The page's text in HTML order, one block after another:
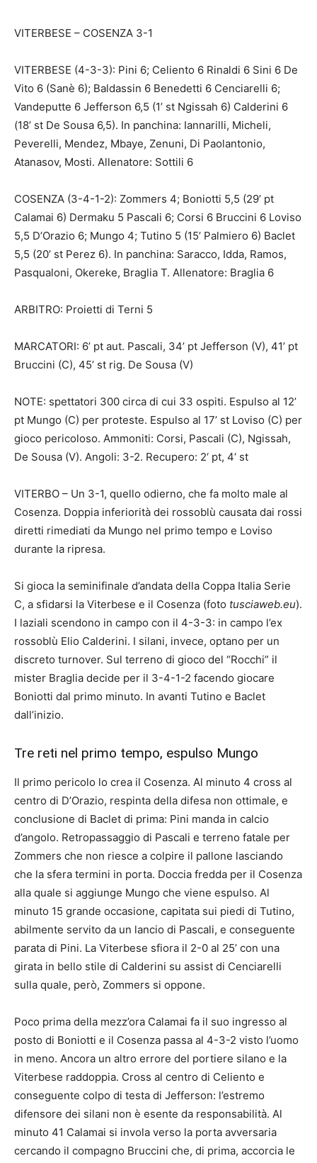
VITERBESE – COSENZA 3-1
VITERBESE (4-3-3): Pini 6; Celiento 6 Rinaldi 6 Sini 6 De
Vito 6 (Sanè 6); Baldassin 6 Benedetti 6 Cenciarelli 6;
Vandeputte 6 Jefferson 6,5 (1’ st Ngissah 6) Calderini 6
(18’ st De Sousa 6,5). In panchina: Iannarilli, Micheli,
Peverelli, Mendez, Mbaye, Zenuni, Di Paolantonio,
Atanasov, Mosti. Allenatore: Sottili 6
COSENZA (3-4-1-2): Zommers 4; Boniotti 5,5 (29’ pt
Calamai 6) Dermaku 5 Pascali 6; Corsi 6 Bruccini 6 Loviso
5,5 D’Orazio 6; Mungo 4; Tutino 5 (15’ Palmiero 6) Baclet
5,5 (20’ st Perez 6). In panchina: Saracco, Idda, Ramos,
Pasqualoni, Okereke, Braglia T. Allenatore: Braglia 6
ARBITRO: Proietti di Terni 5
MARCATORI: 6’ pt aut. Pascali, 34’ pt Jefferson (V), 41’ pt
Bruccini (C), 45’ st rig. De Sousa (V)
NOTE: spettatori 300 circa di cui 33 ospiti. Espulso al 12’
pt Mungo (C) per proteste. Espulso al 17’ st Loviso (C) per
gioco pericoloso. Ammoniti: Corsi, Pascali (C), Ngissah,
De Sousa (V). Angoli: 3-2. Recupero: 2‘ pt, 4‘ st
VITERBO – Un 3-1, quello odierno, che fa molto male al
Cosenza. Doppia inferiorità dei rossoblù causata dai rossi
diretti rimediati da Mungo nel primo tempo e Loviso
durante la ripresa.
Si gioca la seminifinale d’andata della Coppa Italia Serie
C, a sfidarsi la Viterbese e il Cosenza (foto tusciaweb.eu).
I laziali scendono in campo con il 4-3-3: in campo l’ex
rossoblù Elio Calderini. I silani, invece, optano per un
discreto turnover. Sul terreno di gioco del “Rocchi” il
mister Braglia decide per il 3-4-1-2 facendo giocare
Boniotti dal primo minuto. In avanti Tutino e Baclet
dall’inizio.
Tre reti nel primo tempo, espulso Mungo
Il primo pericolo lo crea il Cosenza. Al minuto 4 cross al
centro di D’Orazio, respinta della difesa non ottimale, e
conclusione di Baclet di prima: Pini manda in calcio
d’angolo. Retropassaggio di Pascali e terreno fatale per
Zommers che non riesce a colpire il pallone lasciando
che la sfera termini in porta. Doccia fredda per il Cosenza
alla quale si aggiunge Mungo che viene espulso. Al
minuto 15 grande occasione, capitata sui piedi di Tutino,
abilmente servito da un lancio di Pascali, e conseguente
parata di Pini. La Viterbese sfiora il 2-0 al 25’ con una
girata in bello stile di Calderini su assist di Cenciarelli
sulla quale, però, Zommers si oppone.
Poco prima della mezz’ora Calamai fa il suo ingresso al
posto di Boniotti e il Cosenza passa al 4-3-2 visto l’uomo
in meno. Ancora un altro errore del portiere silano e la
Viterbese raddoppia. Cross al centro di Celiento e
conseguente colpo di testa di Jefferson: l’estremo
difensore dei silani non è esente da responsabilità. Al
minuto 41 Calamai si invola verso la porta avversaria
cercando il compagno Bruccini che, di prima, accorcia le